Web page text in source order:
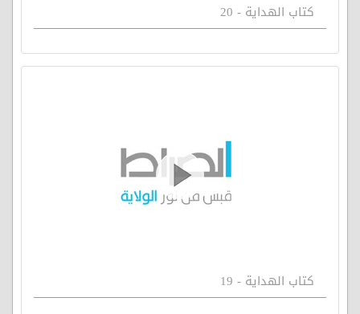
كتاب الهداية - 20
كتاب الهداية - 19